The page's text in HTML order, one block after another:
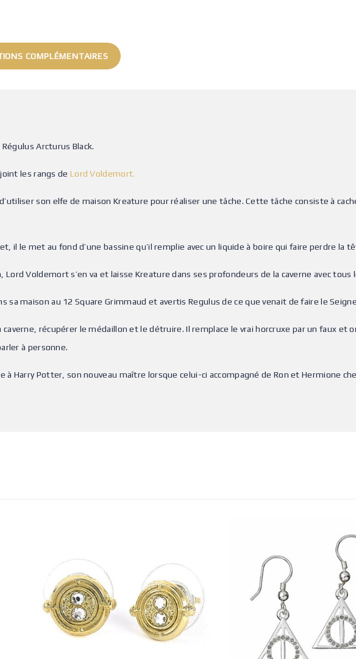
COMPLÉMENTAIRES
Arcturus Black.
les rangs de Lord Voldemort.
son elfe de maison Kreature pour réaliser une tâche. Cette tâche consiste à
il le met au fond d’une bassine qu’il remplie avec un liquide à boire qui faire perdre la
Voldemort s’en va et laisse Kreature dans ses profondeurs de la caverne avec tous
sa maison au 12 Square Grimmaud et avertis Regulus de ce que venait de faire le
récupérer le médaillon et le détruire. Il remplace le vrai horcruxe par un faux et
à personne.
Harry Potter, son nouveau maître lorsque celui-ci accompagné de Ron et Hermione